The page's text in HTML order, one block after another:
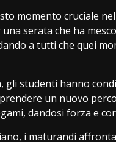
momento cruciale
serata che ha
a tutti che quei
gli studenti hanno
un nuovo
dandosi forza e
i maturandi